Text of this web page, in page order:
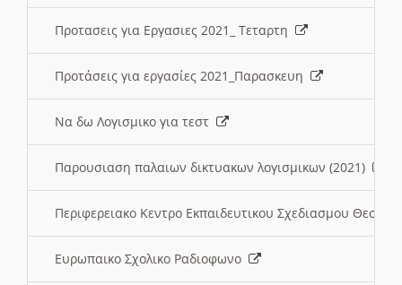
Προτασεις για Εργασιες 2021_ Τεταρτη
Προτάσεις για εργασίες 2021_Παρασκευη
Να δω Λογισμικο για τεστ
Παρουσιαση παλαιων δικτυακων λογισμικων (2021)
Περιφερειακο Κεντρο Εκπαιδευτικου Σχεδιασμου
Ευρωπαικο Σχολικο Ραδιοφωνο